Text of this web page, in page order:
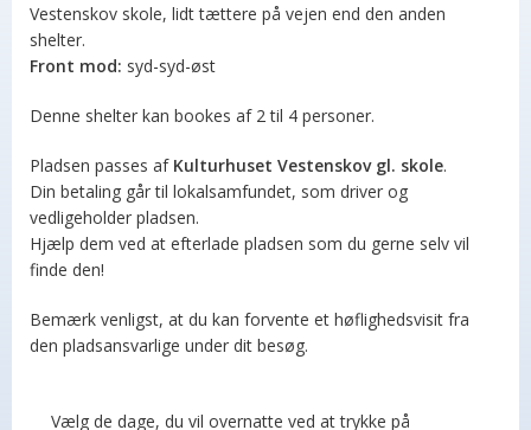
Vestenskov skole, lidt tættere på vejen end den anden
shelter.
Front mod: syd-syd-øst
Denne shelter kan bookes af 2 til 4 personer.
Pladsen passes af Kulturhuset Vestenskov gl. skole.
Din betaling går til lokalsamfundet, som driver og
vedligeholder pladsen.
Hjælp dem ved at efterlade pladsen som du gerne selv vil
finde den!
Bemærk venligst, at du kan forvente et høflighedsvisit fra
den pladsansvarlige under dit besøg.
Vælg de dage, du vil overnatte ved at trykke på